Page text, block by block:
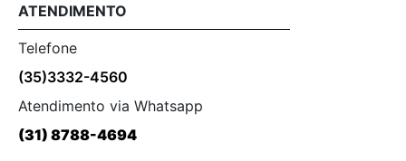
ATENDIMENTO
Telefone
(35)3332-4560
Atendimento via Whatsapp
(31) 8788-4694